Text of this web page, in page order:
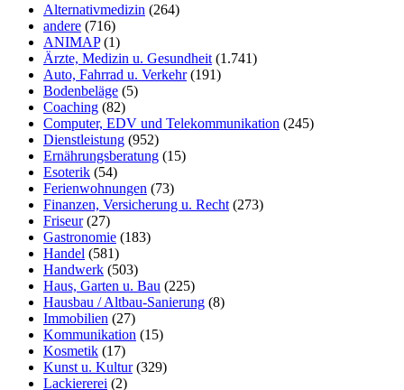
Alternativmedizin (264)
andere (716)
ANIMAP(1)
Ärzte, Medizin u. Gesundheit (1.741)
Auto, Fahrrad u. Verkehr(191)
Bodenbeläge (5)
Coaching (82)
Computer, EDV und Telekommunikation (245)
Dienstleistung (952)
Ernährungsberatung (15)
Esoterik (54)
Ferienwohnungen (73)
Finanzen, Versicherung u. Recht (273)
Friseur(27)
Gastronomie (183)
Handel (581)
Handwerk (503)
Haus, Garten u. Bau (225)
Hausbau / Altbau-Sanierung (8)
Immobilien (27)
Kommunikation (15)
Kosmetik (17)
Kunst u. Kultur(329)
Lackiererei (2)